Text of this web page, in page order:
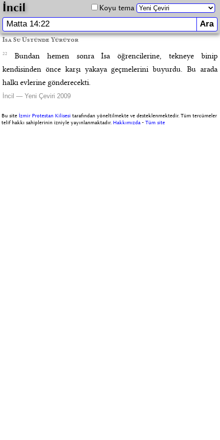
İncil Koyu tema
İsa Su Üstünde Yürüyor
22
Bundan hemen sonra İsa öğrencilerine, tekneye binip
kendisinden önce karşı yakaya geçmelerini buyurdu. Bu arada
halkı evlerine gönderecekti.
İncil — Yeni Çeviri 2009
Bu site İzmir Protestan Kilisesi tarafından yöneltilmekte ve desteklenmektedir. Tüm tercümeler
telif hakkı sahiplerinin izniyle yayınlanmaktadır. Hakkımızda -Tüm site